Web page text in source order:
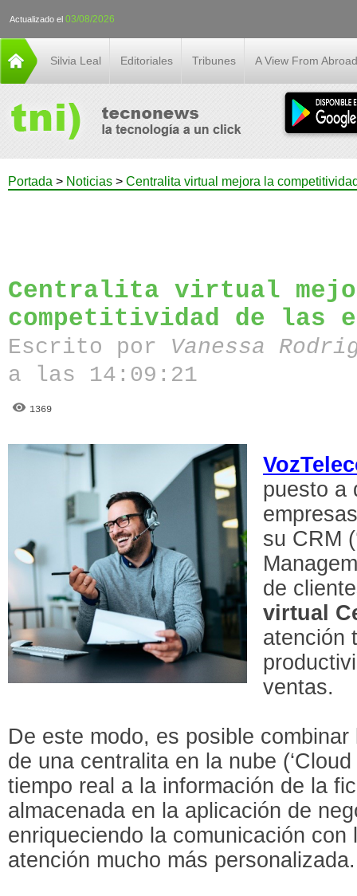
Actualizado el 03/08/2026
Silvia Leal Editoriales Tribunes A View From Abroad
Portada > Noticias > Centralita virtual mejora la
Centralita virtual
competitividad de las
Escrito por Vanessa
a las 14:09:21
1369
puesto a
su CRM
de
virtual
atención
ventas.
De este modo, es posible
de una centralita en la nube
tiempo real a la información de la
almacenada en la aplicación de
enriqueciendo la comunicación
atención mucho más personalizada.